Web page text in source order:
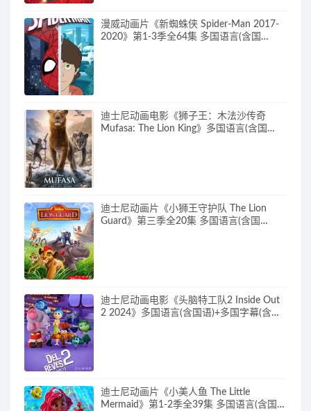
漫威动画片《新蜘蛛侠 Spider-Man 2017-
2020》第1-3季全64集 多国语言(含国
迪士尼动画电影《狮子王：木法沙传奇
Mufasa: The Lion King》多国语言(含国
迪士尼动画片《小狮王守护队 The Lion
Guard》第三季全20集 多国语言(含国
迪士尼动画电影《头脑特工队2 Inside Out
2 2024》多国语言(含国语)+多国字幕(含中
迪士尼动画片《小美人鱼 The Little
Mermaid》第1-2季全39集 多国语言(含国